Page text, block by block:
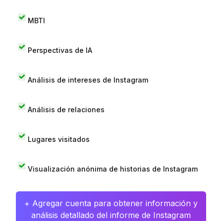
MBTI
Perspectivas de IA
Análisis de intereses de Instagram
Análisis de relaciones
Lugares visitados
Visualización anónima de historias de Instagram
+ Agregar cuenta para obtener información y
análisis detallado del informe de Instagram